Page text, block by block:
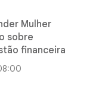
Mulher
sobre
financeira